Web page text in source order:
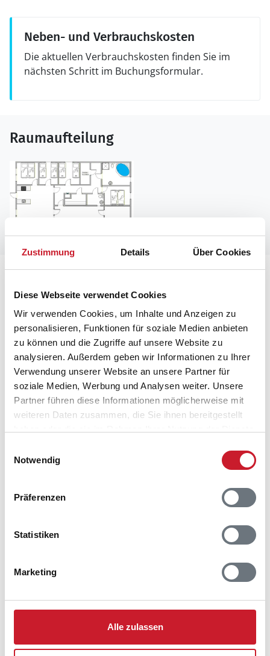
Zustimmung Details Über Cookies
Diese Webseite verwendet Cookies
Wir verwenden Cookies, um Inhalte und Anzeigen zu
personalisieren, Funktionen für soziale Medien anbieten
zu können und die Zugriffe auf unsere Website zu
analysieren. Außerdem geben wir Informationen zu Ihrer
Verwendung unserer Website an unsere Partner für
soziale Medien, Werbung und Analysen weiter. Unsere
Partner führen diese Informationen möglicherweise mit
weiteren Daten zusammen, die Sie ihnen bereitgestellt
Notwendig
Präferenzen
Statistiken
Marketing
Alle zulassen
Neben- und Verbrauchskosten
Die aktuellen Verbrauchskosten finden Sie im
nächsten Schritt im Buchungsformular.
Raumaufteilung
Adresse
Ferienhaus B2614
Rauhesvej 36
Bjerregård
6960 Hvide Sande
Belegungskalender